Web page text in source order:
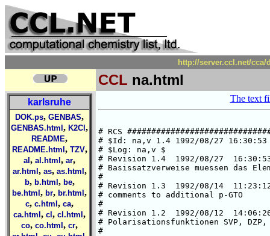
http://server.ccl.net/
CCL na.html
karlsruhe
DOK.ps, GENBAS,
GENBAS.html , K2Cl ,
README,
README.html , TZV,
al , al.html , ar,
ar.html , as, as.html ,
b, b.html , be,
be.html , br, br.html ,
c, c.html , ca,
ca.html , cl , cl.html ,
co, co.html , cr,
The text